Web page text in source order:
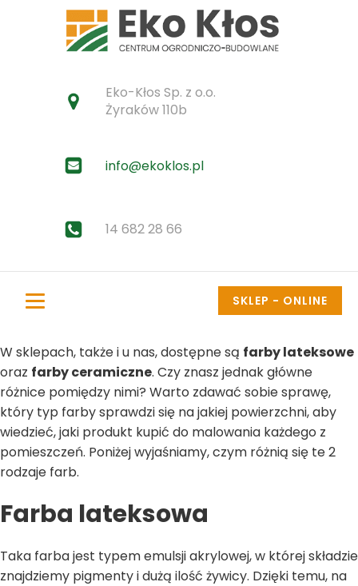
Eko-Kłos Sp. z o.o.
Żyraków 110b
info@ekoklos.pl
14 682 28 66
SKLEP - ONLINE
W sklepach, także i u nas, dostępne są farby lateksowe
oraz farby ceramiczne. Czy znasz jednak główne
różnice pomiędzy nimi? Warto zdawać sobie sprawę,
który typ farby sprawdzi się na jakiej powierzchni, aby
wiedzieć, jaki produkt kupić do malowania każdego z
pomieszczeń. Poniżej wyjaśniamy, czym różnią się te 2
rodzaje farb.
Farba lateksowa
Taka farba jest typem emulsji akrylowej, w której składzie
znajdziemy pigmenty i dużą ilość żywicy. Dzięki temu, na